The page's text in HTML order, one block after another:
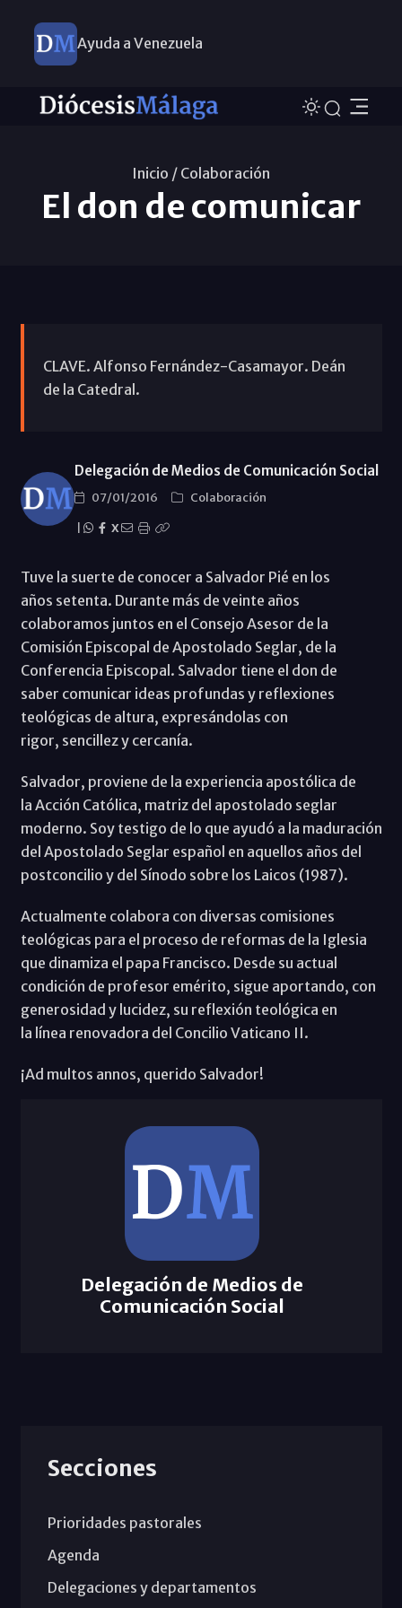
Ayuda a Venezuela
Inicio / Colaboración
El don de comunicar
CLAVE. Alfonso Fernández-Casamayor. Deán
de la Catedral.
Delegación de Medios de Comunicación Social
07/01/2016
Colaboración
X
Tuve la suerte de conocer a Salvador Pié en los
años setenta. Durante más de veinte años
colaboramos juntos en el Consejo Asesor de la
Comisión Episcopal de Apostolado Seglar, de la
Conferencia Episcopal. Salvador tiene el don de
saber comunicar ideas profundas y reflexiones
teológicas de altura, expresándolas con
rigor, sencillez y cercanía.
Salvador, proviene de la experiencia apostólica de
la Acción Católica, matriz del apostolado seglar
moderno. Soy testigo de lo que ayudó a la maduración
del Apostolado Seglar español en aquellos años del
postconcilio y del Sínodo sobre los Laicos (1987).
Actualmente colabora con diversas comisiones
teológicas para el proceso de reformas de la Iglesia
que dinamiza el papa Francisco. Desde su actual
condición de profesor emérito, sigue aportando, con
generosidad y lucidez, su reflexión teológica en
la línea renovadora del Concilio Vaticano II.
¡Ad multos annos, querido Salvador!
Delegación de Medios de
Comunicación Social
Secciones
Prioridades pastorales
Agenda
Delegaciones y departamentos